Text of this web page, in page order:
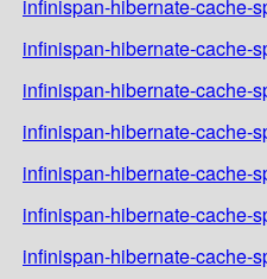
infinispan-hibernate-cache-
infinispan-hibernate-cache-
infinispan-hibernate-cache-
infinispan-hibernate-cache-
infinispan-hibernate-cache-
infinispan-hibernate-cache-
infinispan-hibernate-cache-